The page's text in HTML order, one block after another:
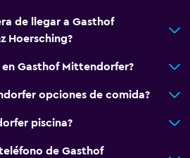
de llegar a Gasthof
Hoersching?
Gasthof Mittendorfer?
opciones de comida?
piscina?
de Gasthof